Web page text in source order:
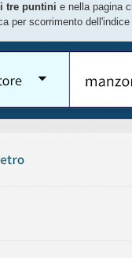
tre puntini e nella pagina
per scorrimento dell'indice